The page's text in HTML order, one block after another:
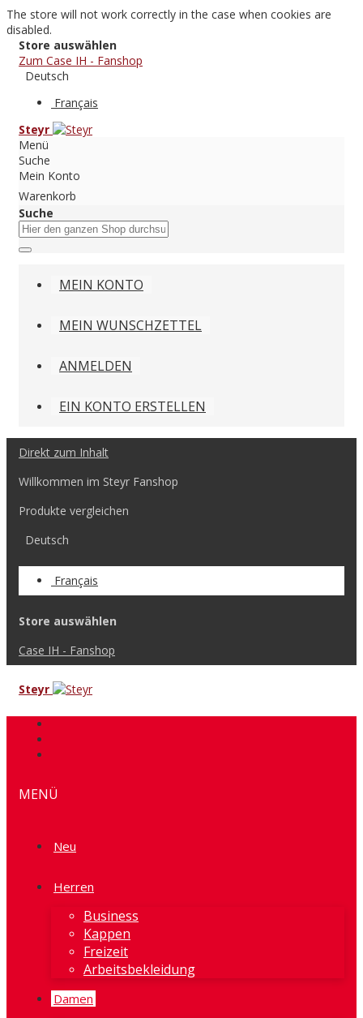
The store will not work correctly in the case when cookies are
disabled.
Store auswählen
Zum Case IH - Fanshop
Deutsch
Français
Steyr
Menü
Suche
Mein Konto
Warenkorb
Suche
MEIN KONTO
MEIN WUNSCHZETTEL
ANMELDEN
EIN KONTO ERSTELLEN
Direkt zum Inhalt
Willkommen im Steyr Fanshop
Produkte vergleichen
Deutsch
Français
Store auswählen
Case IH - Fanshop
Steyr
MENÜ
Neu
Herren
Business
Kappen
Freizeit
Arbeitsbekleidung
Damen